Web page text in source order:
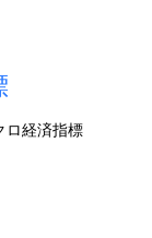
ロ経済指標